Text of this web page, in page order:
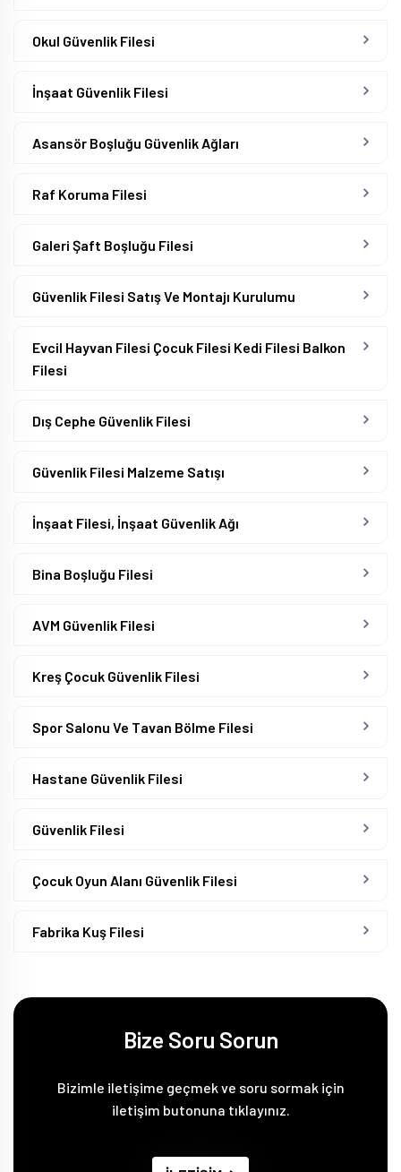
Okul Güvenlik Filesi
İnşaat Güvenlik Filesi
Asansör Boşluğu Güvenlik Ağları
Raf Koruma Filesi
Galeri Şaft Boşluğu Filesi
Güvenlik Filesi Satış Ve Montajı Kurulumu
Evcil Hayvan Filesi Çocuk Filesi Kedi Filesi Balkon
Filesi
Dış Cephe Güvenlik Filesi
Güvenlik Filesi Malzeme Satışı
İnşaat Filesi, İnşaat Güvenlik Ağı
Bina Boşluğu Filesi
AVM Güvenlik Filesi
Kreş Çocuk Güvenlik Filesi
Spor Salonu Ve Tavan Bölme Filesi
Hastane Güvenlik Filesi
Güvenlik Filesi
Çocuk Oyun Alanı Güvenlik Filesi
Fabrika Kuş Filesi
Bize Soru Sorun
Bizimle iletişime geçmek ve soru sormak için
iletişim butonuna tıklayınız.